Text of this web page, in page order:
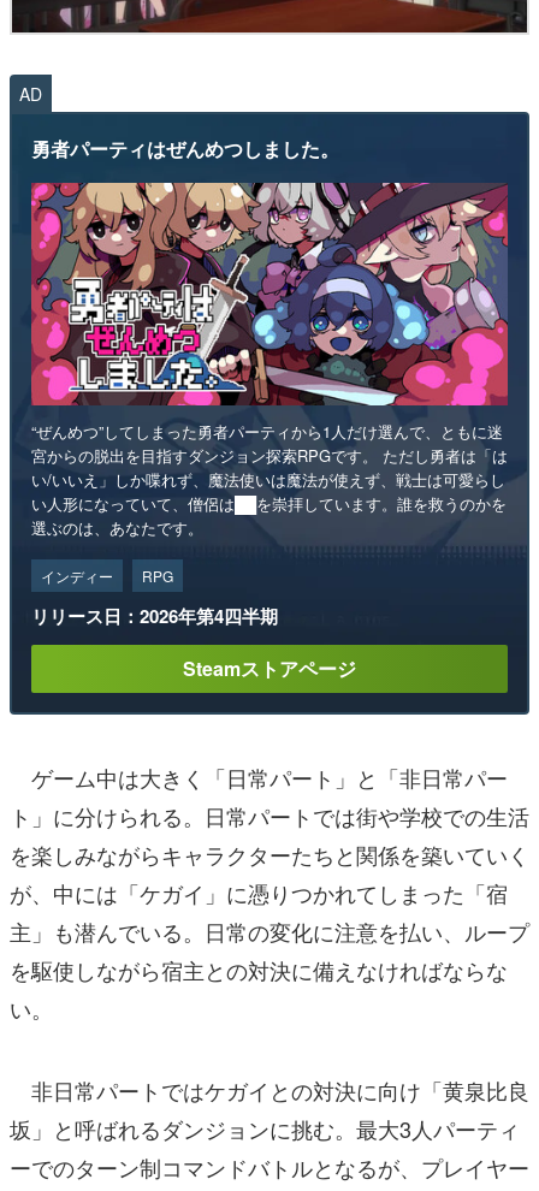
AD
勇者パーティはぜんめつしました。
“ぜんめつ”してしまった勇者パーティから1人だけ選んで、ともに迷
宮からの脱出を目指すダンジョン探索RPGです。 ただし勇者は「は
い/いいえ」しか喋れず、魔法使いは魔法が使えず、戦士は可愛らし
い人形になっていて、僧侶は██を崇拝しています。誰を救うのかを
選ぶのは、あなたです。
インディー RPG
リリース日：2026年第4四半期
Steamストアページ
ゲーム中は大きく「日常パート」と「非日常パー
ト」に分けられる。日常パートでは街や学校での生活
を楽しみながらキャラクターたちと関係を築いていく
が、中には「ケガイ」に憑りつかれてしまった「宿
主」も潜んでいる。日常の変化に注意を払い、ループ
を駆使しながら宿主との対決に備えなければならな
い。
非日常パートではケガイとの対決に向け「黄泉比良
坂」と呼ばれるダンジョンに挑む。最大3人パーティ
ーでのターン制コマンドバトルとなるが、プレイヤー